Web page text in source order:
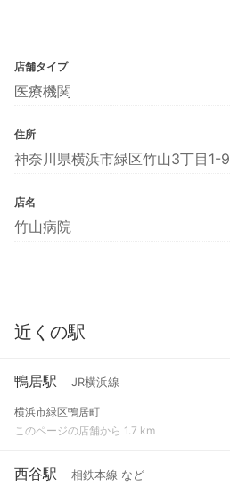
店舗タイプ
医療機関
住所
神奈川県横浜市緑区竹山3丁目1-9
店名
竹山病院
近くの駅
鴨居駅 JR横浜線
横浜市緑区鴨居町
このページの店舗から 1.7 km
西谷駅 相鉄本線 など